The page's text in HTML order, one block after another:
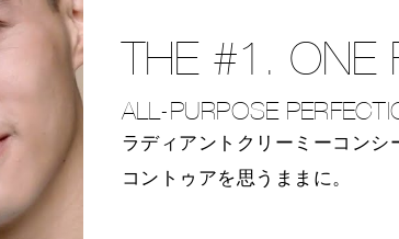
THE #1. ONE
ALL-PURPOSE
ラディアントクリーミーコンシ
コントゥアを思うままに。